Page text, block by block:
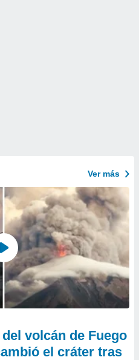
Ver más
volcán de Fuego
el cráter tras